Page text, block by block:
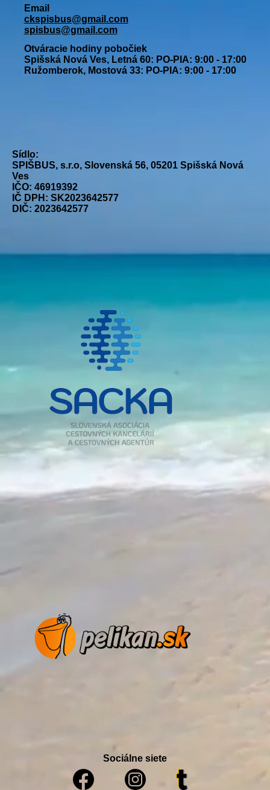
Email
ckspisbus@gmail.com
spisbus@gmail.com
Otváracie hodiny pobočiek
Spišská Nová Ves, Letná 60: PO-PIA: 9:00 - 17:00
Ružomberok, Mostová 33: PO-PIA: 9:00 - 17:00
Sídlo:
SPIŠBUS, s.r.o, Slovenská 56, 05201 Spišská Nová
Ves
IČO: 46919392
IČ DPH: SK2023642577
DIČ: 2023642577
Sociálne siete